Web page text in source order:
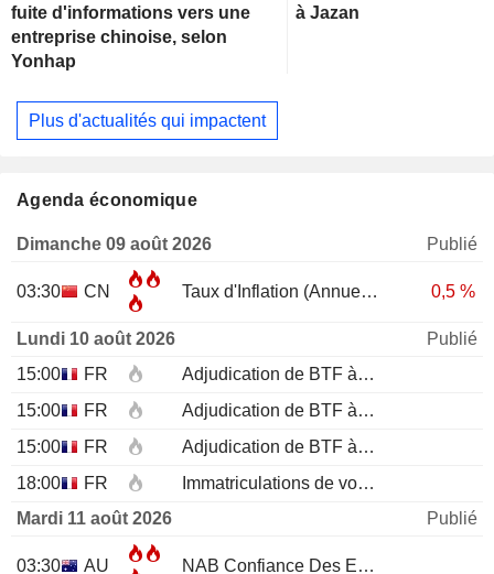
fuite d'informations vers une
entreprise chinoise, selon
Yonhap
à Jazan
Plus d'actualités qui impactent
Agenda économique
Dimanche 09 août 2026 Publié
03:30 CN Taux d'Inflation (Annuel) 0,5 %
Lundi 10 août 2026
Publié
15:00
FR
Adjudication de BTF à 12 mois
15:00
FR
Adjudication de BTF à 6 mois
15:00
FR
Adjudication de BTF à 3 mois
18:00
FR
Immatriculations de voitures neuves (annuelles)
Mardi 11 août 2026
Publié
03:30 AU NAB Confiance Des Entreprises